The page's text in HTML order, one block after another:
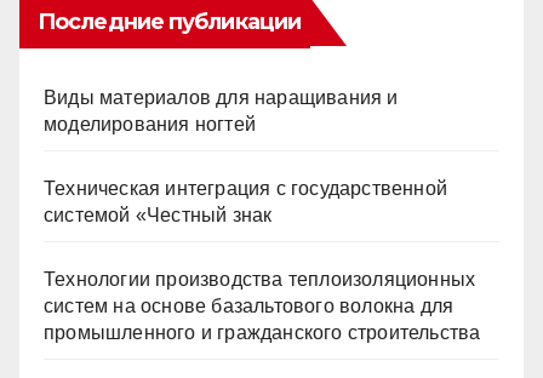
Последние публикации
Виды материалов для наращивания и
моделирования ногтей
Техническая интеграция с государственной
системой «Честный знак
Технологии производства теплоизоляционных
систем на основе базальтового волокна для
промышленного и гражданского строительства